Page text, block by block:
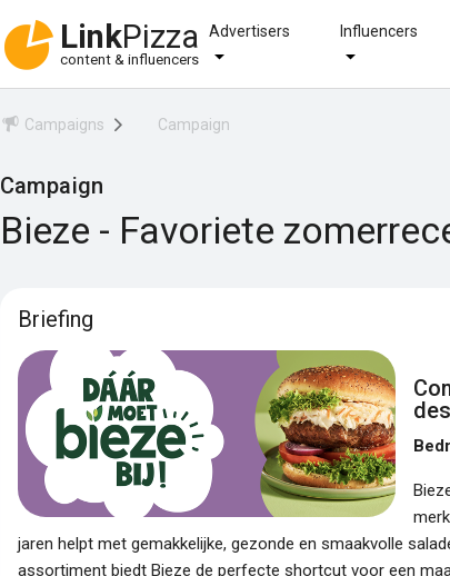
LinkPizza
content & influencers
Advertisers Influencers
Campaigns Campaign
Campaign
Bieze - Favoriete
Briefing
jaren helpt met gemakkelijke, gezonde en smaakvolle
assortiment biedt Bieze de perfecte shortcut voor een